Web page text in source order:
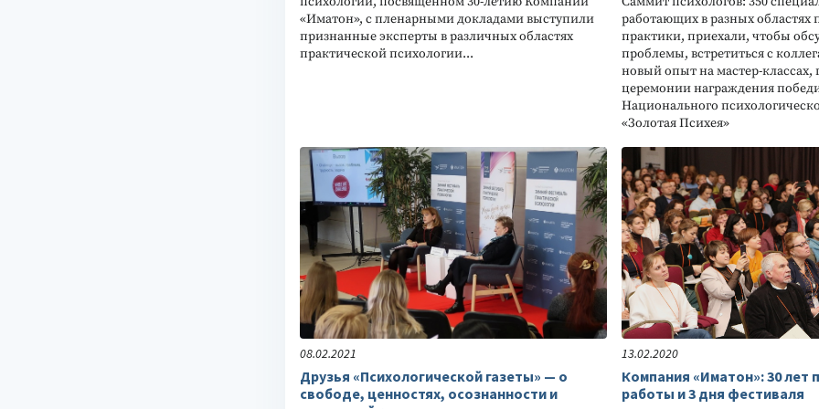
«Иматон», с пленарными докладами выступили
признанные эксперты в различных областях
практической психологии...
работающих в разных областях
практики, приехали, чтобы
проблемы, встретиться с
новый опыт на мастер-классах,
церемонии награждения
Национального
«Золотая Психея»
08.02.2021
Друзья «Психологической газеты» — о
свободе, ценностях, осознанности и
13.02.2020
Компания «Иматон»: 30 лет
работы и 3 дня фестиваля